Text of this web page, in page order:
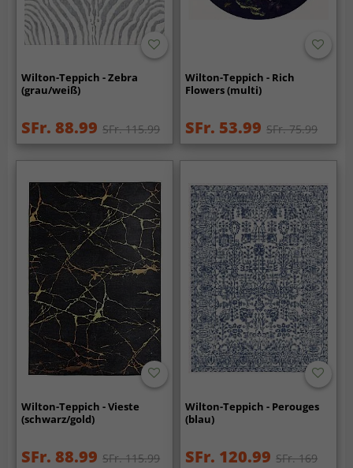
Wilton-Teppich - Zebra
(grau/weiß)
SFr. 88.99 SFr. 115.99
Wilton-Teppich - Rich
Flowers (multi)
SFr. 53.99 SFr. 75.99
Wilton-Teppich - Vieste
(schwarz/gold)
SFr. 88.99 SFr. 115.99
Wilton-Teppich - Perouges
(blau)
SFr. 120.99 SFr. 169